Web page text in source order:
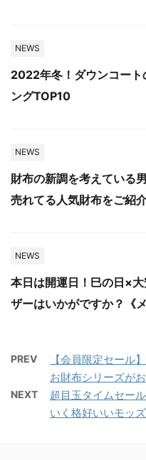
NEWS
2022年冬！ダウンコート
ングTOP10
NEWS
財布の新調を考えている
売れてる人気財布をご紹介
NEWS
本日は開運日！巳の日×
ザーはいかがですか？《
PREV
【会員限定セール
お財布シリーズが
NEXT
超目玉タイムセー
いく格好いいモッ